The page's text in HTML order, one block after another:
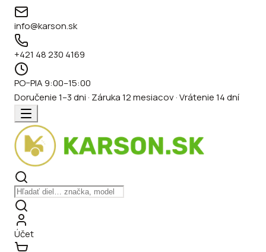
info@karson.sk
+421 48 230 4169
PO–PIA 9:00–15:00
Doručenie 1–3 dni · Záruka 12 mesiacov · Vrátenie 14 dní
Účet